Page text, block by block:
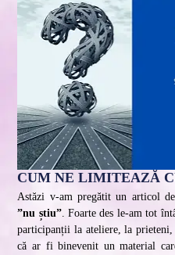
CUM NE LIMITEAZĂ
Astăzi v-am pregătit un articol
”nu știu”. Foarte des le-am tot
participanții la ateliere, la
că ar fi binevenit un material